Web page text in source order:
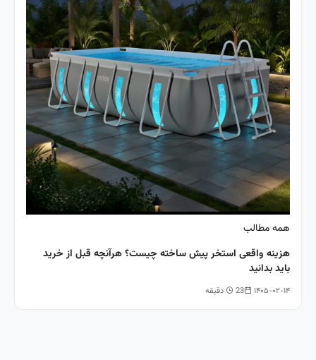
همه مطالب
هزینه واقعی استخر پیش ساخته چیست؟ هرآنچه قبل از خرید
باید بدانید
۱۴۰۵-۰۲-۱۴ 23 دقیقه